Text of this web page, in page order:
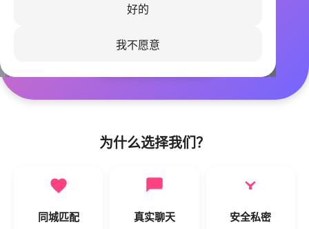
好的
我不愿意
同城快速匹配，马上认识身边的TA
立即下载
为什么选择我们？
同城匹配 真实聊天 安全私密